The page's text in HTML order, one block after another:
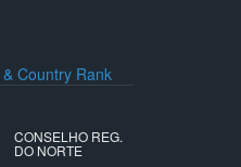
CONSELHO REG.
DO NORTE